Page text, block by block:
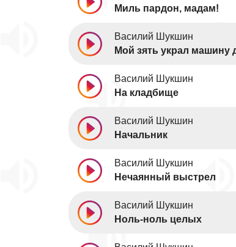
Миль пардон, мадам!
Василий Шукшин
Мой зять украл машину
Василий Шукшин
На кладбище
Василий Шукшин
Начальник
Василий Шукшин
Нечаянный выстрел
Василий Шукшин
Ноль-ноль целых